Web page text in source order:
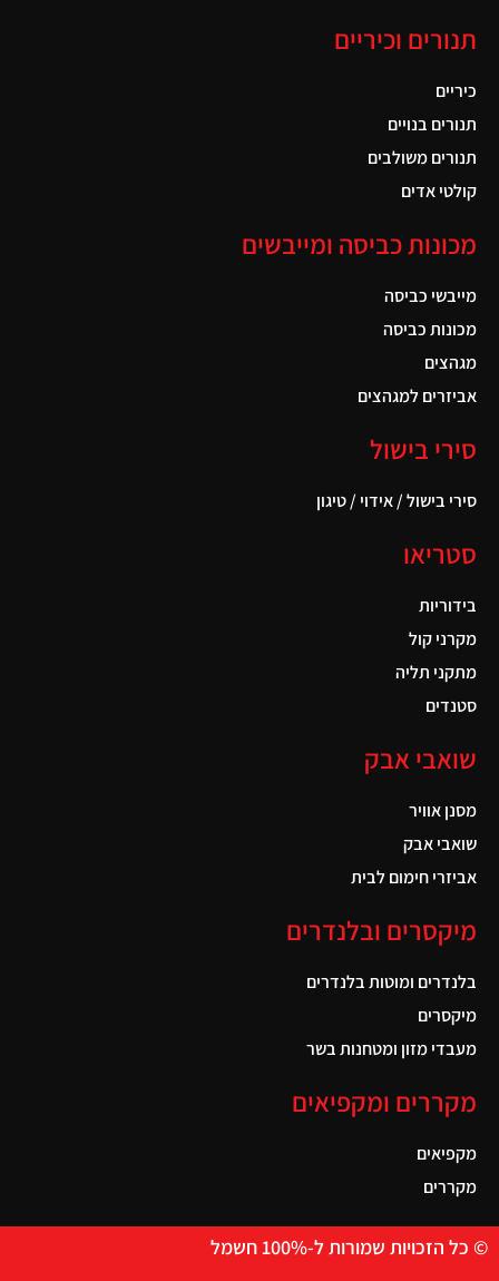
תנורים וכיריים
כיריים
תנורים בנויים
תנורים משולבים
קולטי אדים
מכונות כביסה ומייבשים
מייבשי כביסה
מכונות כביסה
מגהצים
אביזרים למגהצים
סירי בישול
סירי בישול / אידוי / טיגון
סטריאו
בידוריות
מקרני קול
מתקני תליה
סטנדים
שואבי אבק
מסנן אוויר
שואבי אבק
אביזרי חימום לבית
מיקסרים ובלנדרים
בלנדרים ומוטות בלנדרים
מיקסרים
מעבדי מזון ומטחנות בשר
מקררים ומקפיאים
מקפיאים
מקררים
© כל הזכויות שמורות ל-100% חשמל